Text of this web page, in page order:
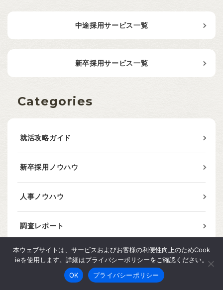
中途採用サービス一覧
新卒採用サービス一覧
Categories
就活攻略ガイド
新卒採用ノウハウ
人事ノウハウ
調査レポート
ScouTalia
ダイレクトリクルーティング
本ウェブサイトは、サービスおよびお客様の利便性向上のためCook
ieを使用します。詳細はプライバシーポリシーをご確認ください。
OK
プライバシーポリシー